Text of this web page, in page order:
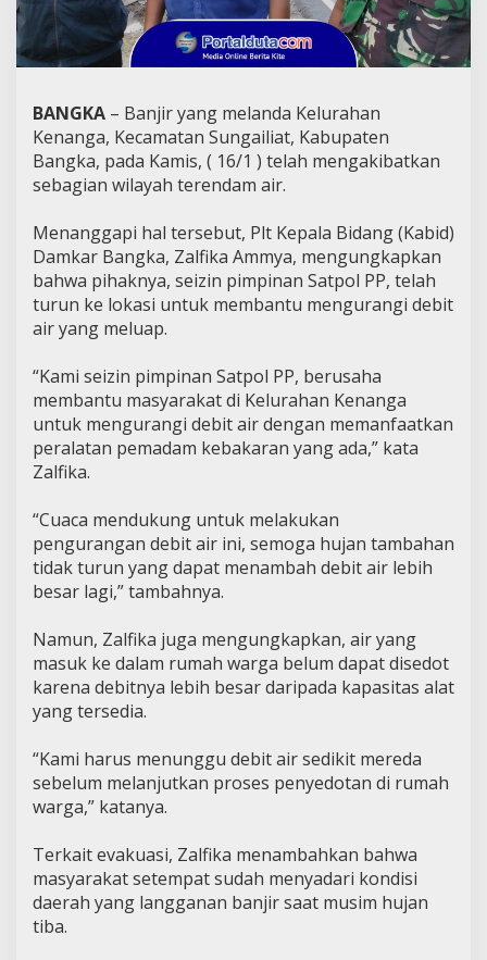
BANGKA – Banjir yang melanda Kelurahan
Kenanga, Kecamatan Sungailiat, Kabupaten
Bangka, pada Kamis, ( 16/1 ) telah mengakibatkan
sebagian wilayah terendam air.
Menanggapi hal tersebut, Plt Kepala Bidang (Kabid)
Damkar Bangka, Zalfika Ammya, mengungkapkan
bahwa pihaknya, seizin pimpinan Satpol PP, telah
turun ke lokasi untuk membantu mengurangi debit
air yang meluap.
“Kami seizin pimpinan Satpol PP, berusaha
membantu masyarakat di Kelurahan Kenanga
untuk mengurangi debit air dengan memanfaatkan
peralatan pemadam kebakaran yang ada,” kata
Zalfika.
“Cuaca mendukung untuk melakukan
pengurangan debit air ini, semoga hujan tambahan
tidak turun yang dapat menambah debit air lebih
besar lagi,” tambahnya.
Namun, Zalfika juga mengungkapkan, air yang
masuk ke dalam rumah warga belum dapat disedot
karena debitnya lebih besar daripada kapasitas alat
yang tersedia.
“Kami harus menunggu debit air sedikit mereda
sebelum melanjutkan proses penyedotan di rumah
warga,” katanya.
Terkait evakuasi, Zalfika menambahkan bahwa
masyarakat setempat sudah menyadari kondisi
daerah yang langganan banjir saat musim hujan
tiba.